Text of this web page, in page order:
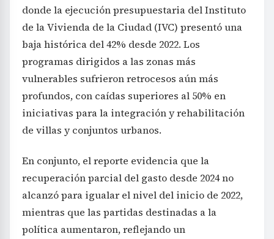
donde la ejecución presupuestaria del Instituto
de la Vivienda de la Ciudad (IVC) presentó una
baja histórica del 42% desde 2022. Los
programas dirigidos a las zonas más
vulnerables sufrieron retrocesos aún más
profundos, con caídas superiores al 50% en
iniciativas para la integración y rehabilitación
de villas y conjuntos urbanos.
En conjunto, el reporte evidencia que la
recuperación parcial del gasto desde 2024 no
alcanzó para igualar el nivel del inicio de 2022,
mientras que las partidas destinadas a la
política aumentaron, reflejando un